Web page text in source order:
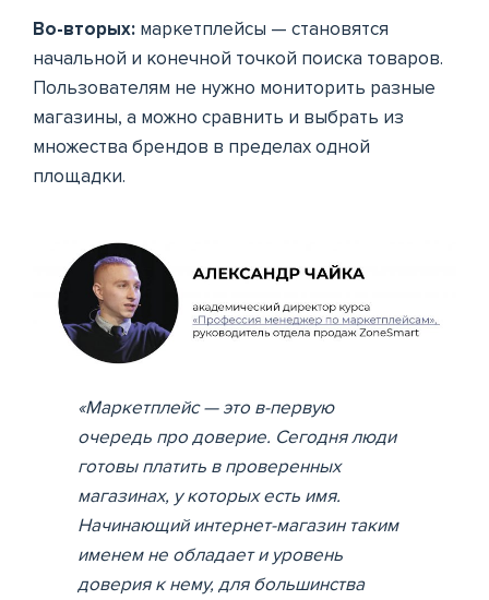
Во-вторых: маркетплейсы — становятся
начальной и конечной точкой поиска товаров.
Пользователям не нужно мониторить разные
магазины, а можно сравнить и выбрать из
множества брендов в пределах одной
площадки.
«Маркетплейс — это в-первую
очередь про доверие. Сегодня люди
готовы платить в проверенных
магазинах, у которых есть имя.
Начинающий интернет-магазин таким
именем не обладает и уровень
доверия к нему, для большинства